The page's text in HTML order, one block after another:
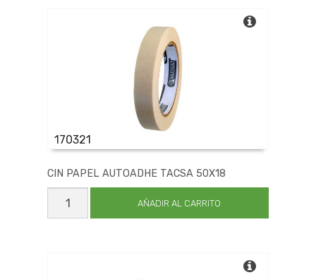
170321
CIN PAPEL AUTOADHE TACSA 50X18
CIN
PAPEL
AUTOADHE
AÑADIR AL CARRITO